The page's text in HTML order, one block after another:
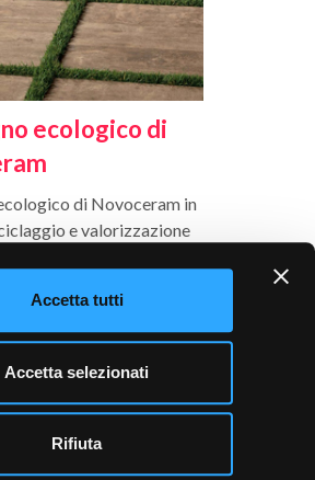
Accetta tutti
Accetta selezionati
Rifiuta
ecologico di
di Novoceram in
e valorizzazione